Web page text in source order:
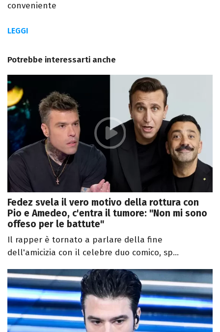
conveniente
LEGGI
Potrebbe interessarti anche
Fedez svela il vero motivo della rottura con
Pio e Amedeo, c'entra il tumore: "Non mi sono
offeso per le battute"
Il rapper è tornato a parlare della fine
dell'amicizia con il celebre duo comico, sp...